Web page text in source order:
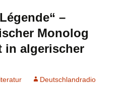
–
Monolog
in algerischer
Deutschlandradio